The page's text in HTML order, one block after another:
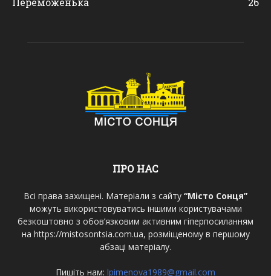
ПРО НАС
Всі права захищені. Матеріали з сайту “Місто Сонця”
можуть використовуватись іншими користувачами
безкоштовно з обов’язковим активним гіперпосиланням
на https://mistosontsia.com.ua, розміщеному в першому
абзаці матеріалу.
Пишіть нам: lpimenova1989@gmail.com